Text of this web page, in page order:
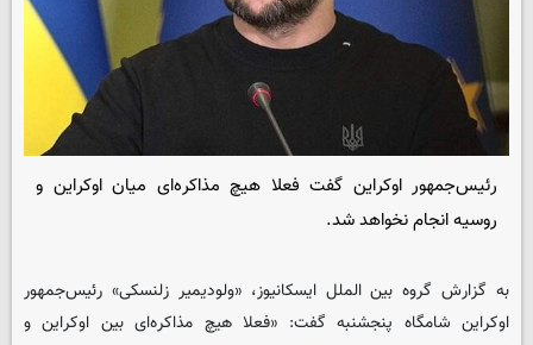
رئیس‌جمهور اوکراین گفت فعلا هیچ مذاکره‌ای میان اوکراین و
روسیه انجام نخواهد شد.
به گزارش گروه بین المللایسکانیوز، «ولودیمیر زلنسکی» رئیس‌جمهور
اوکراین شامگاه پنجشنبه گفت: «فعلا هیچ مذاکره‌ای بین اوکراین و